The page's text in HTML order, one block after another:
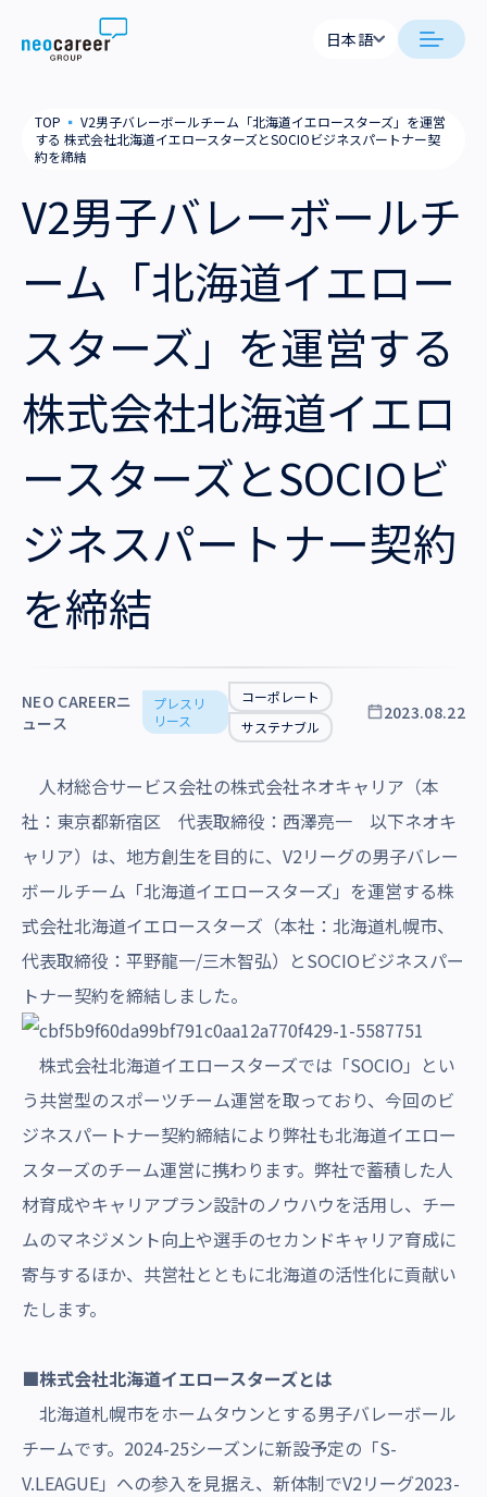
Skip to content
日本語
English
代表メッセージ
私たちの考え方
採用支援
就労支援
業務支援
企業情報
会社概要
役員一覧
拠点一覧
沿革・受賞歴
ニュース
サステナビリティ
採用情報
日本語
English
TOP ▪ V2男子バレーボールチーム「北海道イエロースターズ」を運営
する 株式会社北海道イエロースターズとSOCIOビジネスパートナー契
約を締結
V2男子バレーボールチ
ーム「北海道イエロー
スターズ」を運営する
株式会社北海道イエロ
ースターズとSOCIOビ
ジネスパートナー契約
を締結
NEO CAREERニ
ュース
プレスリ
リース
コーポレート
サステナブル
2023.08.22
人材総合サービス会社の株式会社ネオキャリア（本
社：東京都新宿区 代表取締役：西澤亮一 以下ネオキ
ャリア）は、地方創生を目的に、V2リーグの男子バレー
ボールチーム「北海道イエロースターズ」を運営する株
式会社北海道イエロースターズ（本社：北海道札幌市、
代表取締役：平野龍一/三木智弘）とSOCIOビジネスパー
トナー契約を締結しました。
株式会社北海道イエロースターズでは「SOCIO」とい
う共営型のスポーツチーム運営を取っており、今回のビ
ジネスパートナー契約締結により弊社も北海道イエロー
スターズのチーム運営に携わります。弊社で蓄積した人
材育成やキャリアプラン設計のノウハウを活用し、チー
ムのマネジメント向上や選手のセカンドキャリア育成に
寄与するほか、共営社とともに北海道の活性化に貢献い
たします。
■株式会社北海道イエロースターズとは
北海道札幌市をホームタウンとする男子バレーボール
チームです。2024-25シーズンに新設予定の「S-
V.LEAGUE」への参入を見据え、新体制でV2リーグ2023-